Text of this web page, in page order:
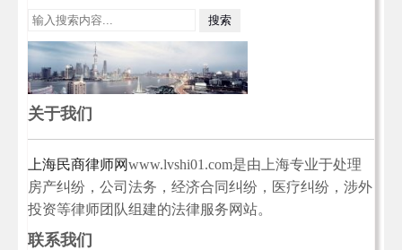
关于我们
上海民商律师网www.lvshi01.com是由上海专业于处理
房产纠纷，公司法务，经济合同纠纷，医疗纠纷，涉外
投资等律师团队组建的法律服务网站。
联系我们